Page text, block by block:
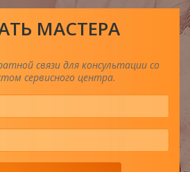
МАСТЕРА
связи для консультации со
сервисного центра.